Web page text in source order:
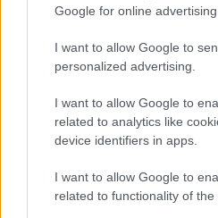
Google for online
I want to allow Google to
personalized advertising.
I want to allow Google to
related to analytics like
device identifiers in apps.
I want to allow Google to
related to functionality of the
Στην Κατηγορία:ΕΙΔΗΣΕΙΣ
ΕΠΙΔΟΜΑ